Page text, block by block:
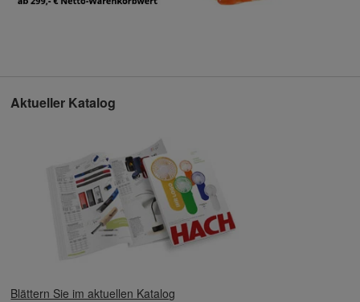
Aktueller Katalog
Blättern Sie im aktuellen Katalog